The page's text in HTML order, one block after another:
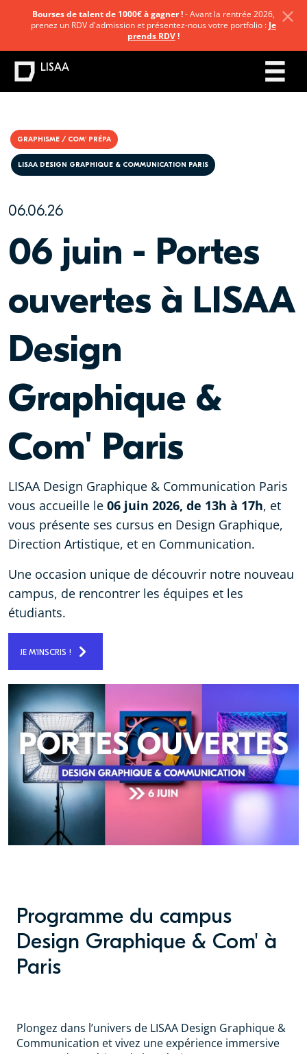
GRAPHISME / COM' PRÉPA
06.06.26
LISAA DESIGN GRAPHIQUE & COMMUNICATION PARIS
06 juin - Portes
ouvertes à LISAA
Design
Graphique &
Com' Paris
LISAA Design Graphique & Communication Paris
vous accueille le 06 juin 2026, de 13h à 17h, et
vous présente ses cursus en Design Graphique,
Direction Artistique, et en Communication.
Une occasion unique de découvrir notre nouveau
campus, de rencontrer les équipes et les
étudiants.
JE M'INSCRIS !
Programme du campus
Design Graphique & Com' à
Paris
Plongez dans l’univers de LISAA Design Graphique &
Communication et vivez une expérience immersive
Bourses de talent de 1000€ à gagner !- Avant la rentrée 2026,
prenez un RDV d'admission et présentez-nous votre portfolio : Je
prends RDV!
LISAA